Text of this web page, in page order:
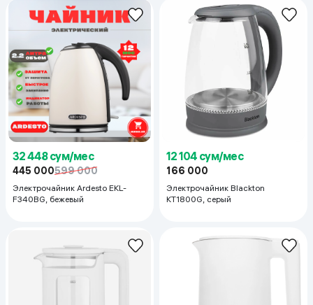
32 448 сум/мес
445 000599 000
Электрочайник Ardesto EKL-
F340BG, бежевый
12 104 сум/мес
166 000
Электрочайник Blackton
KT1800G, серый